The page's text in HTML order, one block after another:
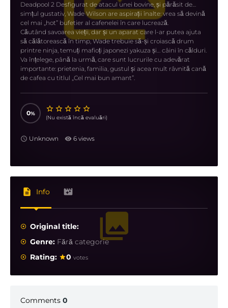
Deadpool 2 Desfigurat de atacul unei bovine, și părăsit de…
simțul gustativ, Wade Wilson are aspirații înalte: vrea să devină
cel mai „hot” bufetier al cafenelei în care lucrează.
Căutând savoarea vieții, dar și un aparat care l-ar putea ajuta
să călătorească în timp, Wade trebuie să-și croiască drum
printre ninja, temuți mafioți japonezi yakuza și… câini în călduri.
Va înțelege, până la urmă, care sunt lucrurile cu adevărat
importante: prietenia, familia, gustul și acea mult râvnită cană
de cafea cu titlul „Cel mai bun amant”.
0
(Nu există încă evaluări)
Unknown 6 views
Info
Original title:
Genre: Fără categorie
Rating:
0 votes
Comments 0